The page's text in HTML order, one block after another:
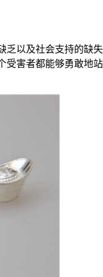
以及社会支持的缺
害者都能够勇敢地